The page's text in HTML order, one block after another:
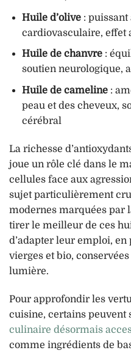
Huile d’olive: puissant
cardiovasculaire, effet
Huile de chanvre:
soutien neurologique,
Huile de cameline:
peau et des cheveux,
cérébral
La richesse
joue un rôle clé dans le
cellules face aux
sujet particulièrement
modernes marquées par
tirer le meilleur de ces
d’adapter leur emploi,
vierges et bio, conservées
lumière.
Pour approfondir les
cuisine, certains peuvent
culinaire désormais
comme ingrédients de